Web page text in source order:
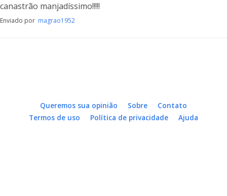
canastrão manjadíssimo!!!!!
Enviado por magrao1952
Queremos sua opinião Sobre
Contato
Termos de uso
Política de privacidade Ajuda